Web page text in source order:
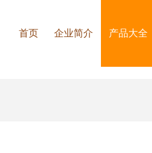
首页 企业简介 产品大全